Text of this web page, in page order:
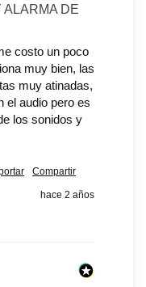
ALARMA DE
costo un poco
muy bien, las
muy atinadas,
el audio pero es
los sonidos y
Compartir
hace 2 años